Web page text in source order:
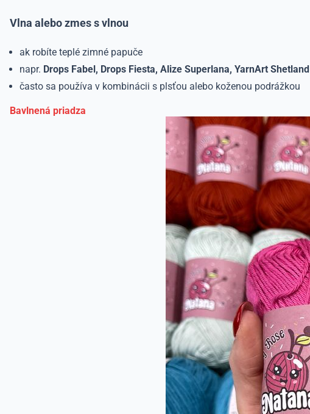
Vlna alebo zmes s vlnou
ak robíte teplé zimné papuče
napr. Drops Fabel, Drops Fiesta, Alize Superlana, YarnArt Shetland
často sa používa v kombinácii s plsťou alebo koženou podrážkou
Bavlnená priadza